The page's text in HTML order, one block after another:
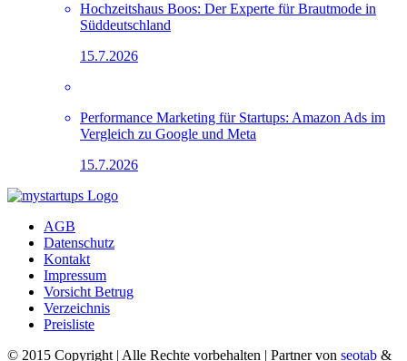
Hochzeitshaus Boos: Der Experte für Brautmode in
Süddeutschland
15.7.2026
Performance Marketing für Startups: Amazon Ads im
Vergleich zu Google und Meta
15.7.2026
AGB
Datenschutz
Kontakt
Impressum
Vorsicht Betrug
Verzeichnis
Preisliste
© 2015 Copyright | Alle Rechte vorbehalten | Partner von seotab &